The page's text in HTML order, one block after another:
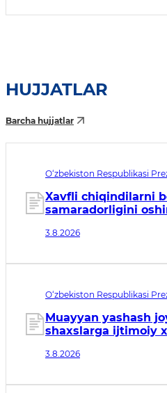
HUJJATLAR
Barcha hujjatlar
O‘zbekiston Respublikasi
04.08.2026
Xavfli chiqindilarni
samaradorligini
3.8.2026
O‘zbekiston Respublikasi
04.08.2026
Muayyan yashash
shaxslarga ijtimoiy
3.8.2026